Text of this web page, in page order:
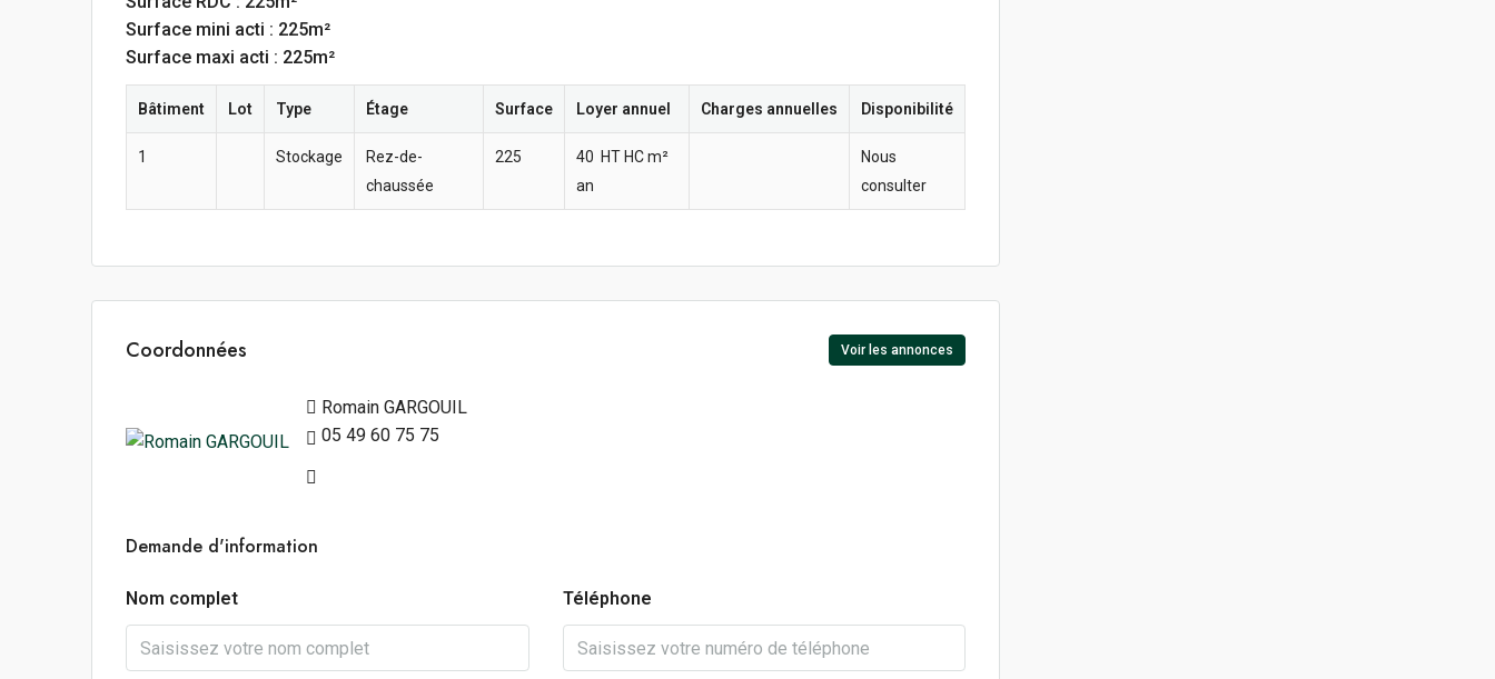
Surface mini acti : 225m²
Surface maxi acti : 225m²
Bâtiment Lot Type Étage Surface Loyer annuel Charges annuelles Disponibilité
1 Stockage
Rez-de-
chaussée
225
40  HT HC m²
an
Nous
consulter
Coordonnées Voir les annonces
Romain GARGOUIL
05 49 60 75 75
Demande d'information
Nom complet Téléphone